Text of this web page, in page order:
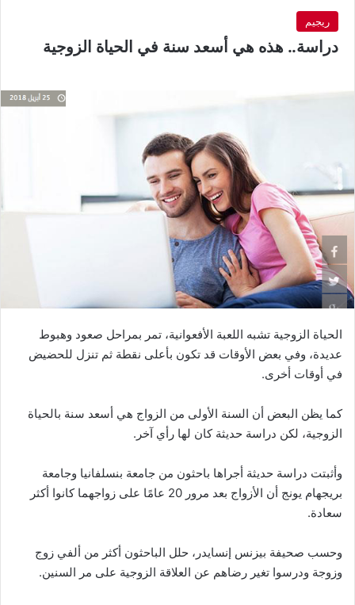
ريجيم
دراسة.. هذه هي أسعد سنة في الحياة الزوجية
الحياة الزوجية تشبه اللعبة الأفعوانية، تمر بمراحل صعود وهبوط
عديدة، وفي بعض الأوقات قد تكون بأعلى نقطة ثم تنزل للحضيض
في أوقات أخرى.
كما يظن البعض أن السنة الأولى من الزواج هي أسعد سنة بالحياة
الزوجية، لكن دراسة حديثة كان لها رأي آخر.
وأثبتت دراسة حديثة أجراها باحثون من جامعة بنسلفانيا وجامعة
بريجهام يونج أن الأزواج بعد مرور 20 عامًا على زواجهما كانوا أكثر
سعادة.
وحسب صحيفة بيزنس إنسايدر، حلل الباحثون أكثر من ألفي زوج
وزوجة ودرسوا تغير رضاهم عن العلاقة الزوجية على مر السنين.